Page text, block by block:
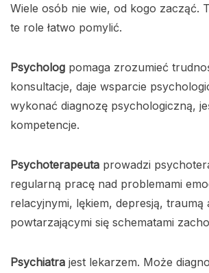
Wiele osób nie wie, od kogo zacząć.
te role łatwo pomylić.
Psycholog pomaga zrozumieć
konsultacje, daje wsparcie
wykonać diagnozę psychologiczną,
kompetencje.
Psychoterapeuta prowadzi
regularną pracę nad problemami
relacyjnymi, lękiem, depresją, traumą
powtarzającymi się schematami
Psychiatra jest lekarzem. Może